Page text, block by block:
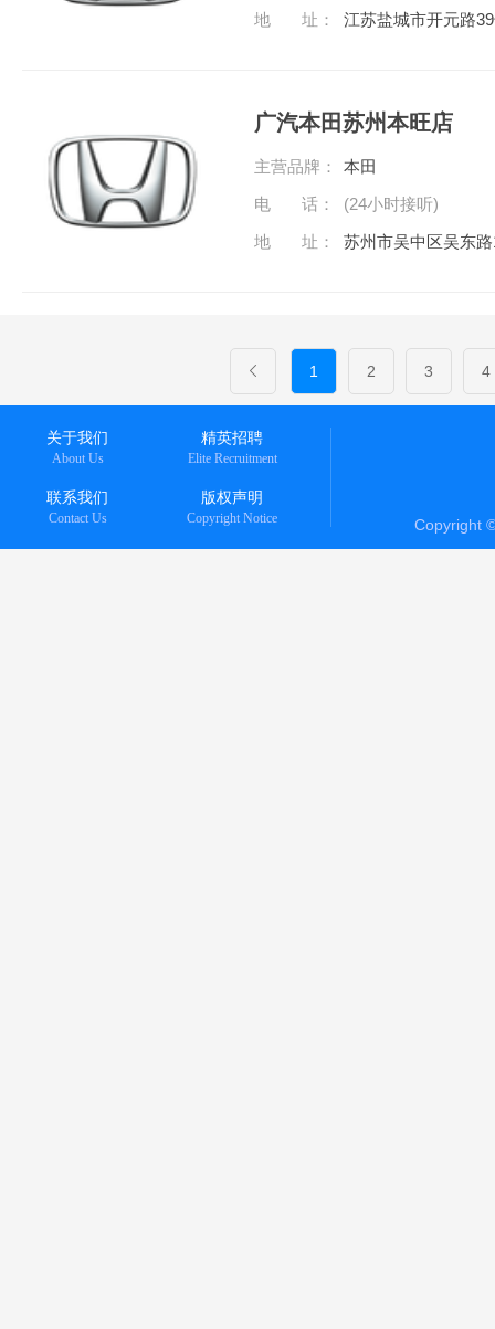
地 址： 江苏盐城市开元路
广汽本田苏州本旺店
主营品牌：
本田
电 话：
(24小时接听)
地 址：
苏州市吴中区吴东
1 2 3 4
关于我们
About Us
精英招聘
Elite Recruitment
联系我们
Contact Us
版权声明
Copyright Notice Copyright